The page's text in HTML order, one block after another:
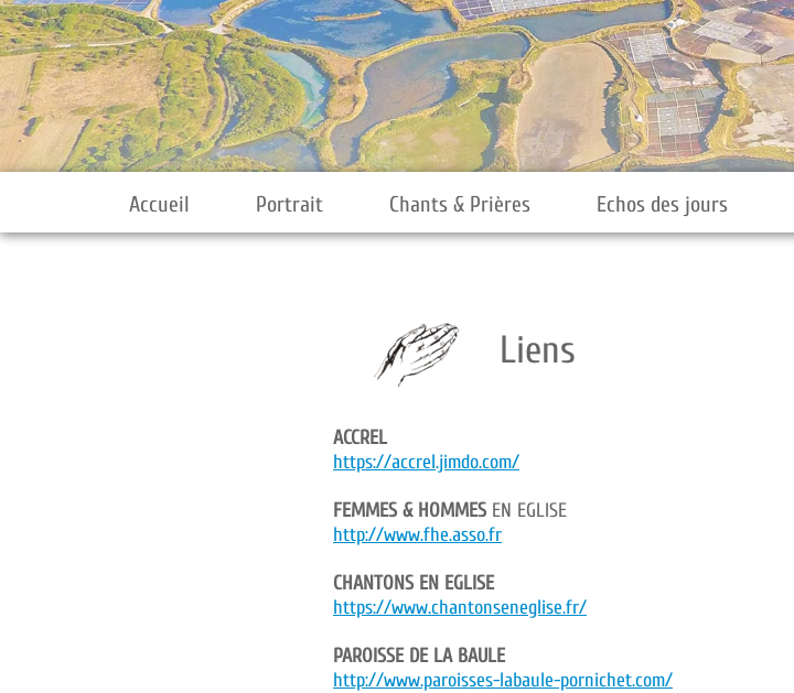
Accueil Portrait Chants & Prières Echos des jours
Liens
ACCREL
https://accrel.jimdo.com/
FEMMES & HOMMES EN EGLISE
http://www.fhe.asso.fr
CHANTONS EN EGLISE
https://www.chantonseneglise.fr/
PAROISSE DE LA BAULE
http://www.paroisses-labaule-pornichet.com/